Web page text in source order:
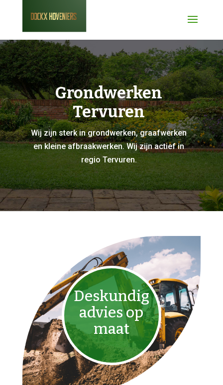
Grondwerken
Tervuren
Wij zijn sterk in grondwerken, graafwerken
en kleine afbraakwerken. Wij zijn actief in
regio Tervuren.
Deskundig
advies op
maat